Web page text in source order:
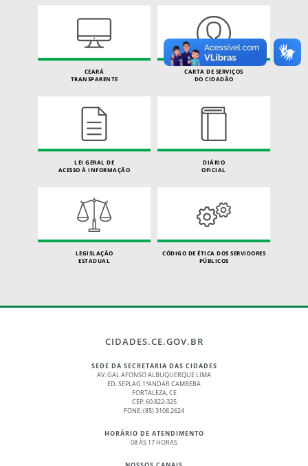
CEARÁ
TRANSPARENTE
CARTA DE SERVIÇOS
DO CIDADÃO
LEI GERAL DE
ACESSO À INFORMAÇÃO
DIÁRIO
OFICIAL
LEGISLAÇÃO
ESTADUAL
CÓDIGO DE ÉTICA DOS SERVIDORES
PÚBLICOS
CIDADES.CE.GOV.BR
SEDE DA SECRETARIA DAS CIDADES
AV. GAL AFONSO ALBUQUERQUE LIMA
ED. SEPLAG 1ºANDAR CAMBEBA
FORTALEZA, CE
CEP: 60.822-325
FONE: (85) 3108.2624
HORÁRIO DE ATENDIMENTO
08 ÀS 17 HORAS